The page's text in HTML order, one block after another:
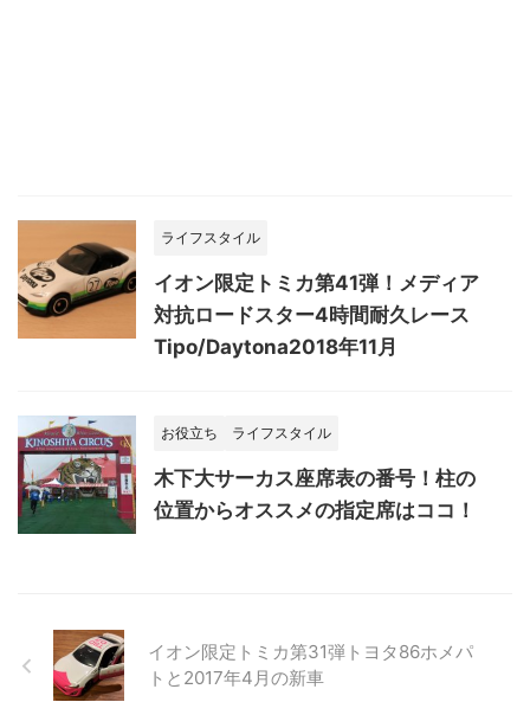
ライフスタイル
イオン限定トミカ第41弾！メディア
対抗ロードスター4時間耐久レース
Tipo/Daytona2018年11月
お役立ち ライフスタイル
木下大サーカス座席表の番号！柱の
位置からオススメの指定席はココ！
イオン限定トミカ第31弾トヨタ86ホメパ
トと2017年4月の新車